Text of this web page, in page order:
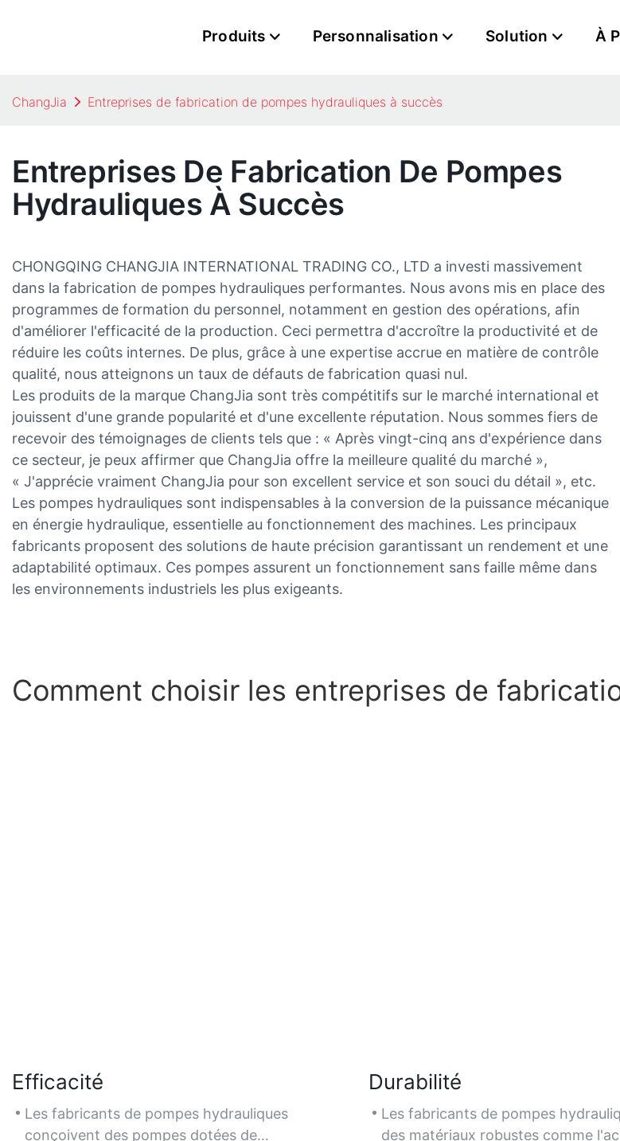
Produits Personnalisation Solution À
ChangJia Entreprises de fabrication de pompes hydrauliques à succès
Entreprises De Fabrication De Pompes
Hydrauliques À Succès
CHONGQING CHANGJIA INTERNATIONAL TRADING CO., LTD a investi massivement
dans la fabrication de pompes hydrauliques performantes. Nous avons mis en place des
programmes de formation du personnel, notamment en gestion des opérations, afin
d'améliorer l'efficacité de la production. Ceci permettra d'accroître la productivité et de
réduire les coûts internes. De plus, grâce à une expertise accrue en matière de contrôle
qualité, nous atteignons un taux de défauts de fabrication quasi nul.
Les produits de la marque ChangJia sont très compétitifs sur le marché international et
jouissent d'une grande popularité et d'une excellente réputation. Nous sommes fiers de
recevoir des témoignages de clients tels que : « Après vingt-cinq ans d'expérience dans
ce secteur, je peux affirmer que ChangJia offre la meilleure qualité du marché »,
« J'apprécie vraiment ChangJia pour son excellent service et son souci du détail », etc.
Les pompes hydrauliques sont indispensables à la conversion de la puissance mécanique
en énergie hydraulique, essentielle au fonctionnement des machines. Les principaux
fabricants proposent des solutions de haute précision garantissant un rendement et une
adaptabilité optimaux. Ces pompes assurent un fonctionnement sans faille même dans
les environnements industriels les plus exigeants.
Comment choisir les entreprises de
Efficacité
Les fabricants de pompes hydrauliques
conçoivent des pompes dotées de
Durabilité
Les fabricants de pompes
des matériaux robustes comme